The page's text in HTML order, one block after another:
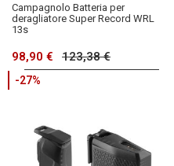
Campagnolo Batteria per
deragliatore Super Record WRL
13s
98,90 € 123,38 €
-27%